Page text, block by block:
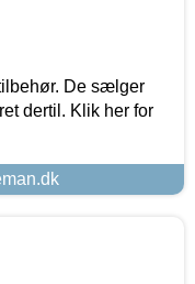
De sælger
dertil. Klik her for